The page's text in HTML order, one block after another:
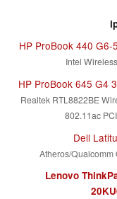
HP ProBook 440 G6-
Intel
HP ProBook 645 G4
Realtek RTL8822BE
802.11ac
Dell
Atheros/Qualcomm
Lenovo